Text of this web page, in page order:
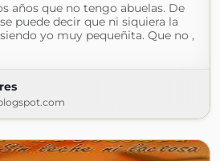
años que no tengo abuelas. De
puede decir que ni siquiera la
yo muy pequeñita. Que no ,